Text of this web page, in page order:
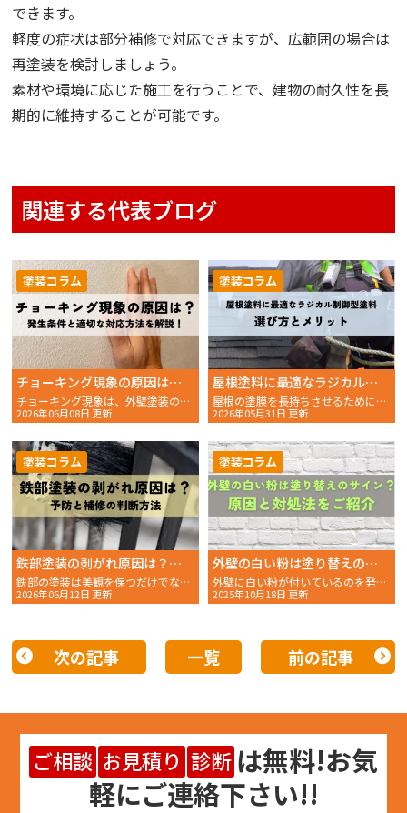
できます。
軽度の症状は部分補修で対応できますが、広範囲の場合は
再塗装を検討しましょう。
素材や環境に応じた施工を行うことで、建物の耐久性を長
期的に維持することが可能です。
関連する代表ブログ
チョーキング現象の原因は？発生条件と適切な対応方法を解説！
チョーキング現象は、外壁塗装の劣化の一つとして見られる症状です。塗装表面に白い粉が付着することで気……
2026年06月08日 更新
塗装コラム
屋根塗料に最適なラジカル制御型塗料の選び方とメリット
屋根の塗膜を長持ちさせるためには、まず塗料選びが重要です。特にラジカル制御型塗料は、従来の塗料より……
2026年05月31日 更新
塗装コラム
鉄部塗装の剥がれ原因は？予防と補修の判断方法
鉄部の塗装は美観を保つだけでなく、錆や腐食から建物を守る役割を持っています。 しかし、時間の経過や環……
2026年06月12日 更新
塗装コラム
外壁の白い粉は塗り替えのサイン？原因と対処法をご紹介
外壁に白い粉が付いているのを発見したことはありませんか。もしかしたら、それは「チョーキング現象」かも……
2025年10月18日 更新
塗装コラム
次の記事 一覧 前の記事
ご相談 お見積り 診断 は無料!お気
軽にご連絡下さい!!